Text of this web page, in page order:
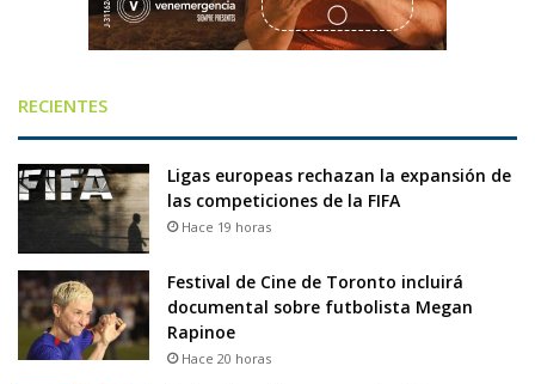
RECIENTES
Ligas europeas rechazan la expansión de
las competiciones de la FIFA
Hace 19 horas
Festival de Cine de Toronto incluirá
documental sobre futbolista Megan
Rapinoe
Hace 20 horas